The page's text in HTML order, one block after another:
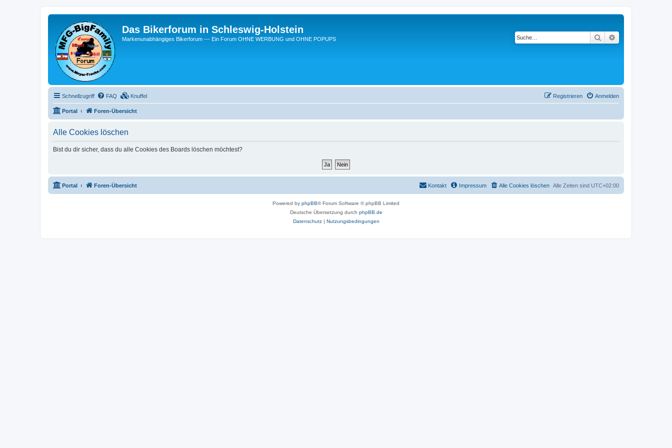
Das Bikerforum in Schleswig-Holstein
Markenunabhängiges Bikerforum --- Ein Forum OHNE WERBUNG und OHNE POPUPS Suche
Schnellzugriff FAQ Knuffel Anmelden
Registrieren
Portal Foren-Übersicht
Alle Cookies löschen
Bist du dir sicher, dass du alle Cookies des Boards löschen möchtest?
Portal Foren-Übersicht Alle Zeiten sind UTC+02:00
Alle Cookies löschen
Impressum
Kontakt
Powered by phpBB® Forum Software © phpBB Limited
Deutsche Übersetzung durch phpBB.de
Datenschutz| Nutzungsbedingungen